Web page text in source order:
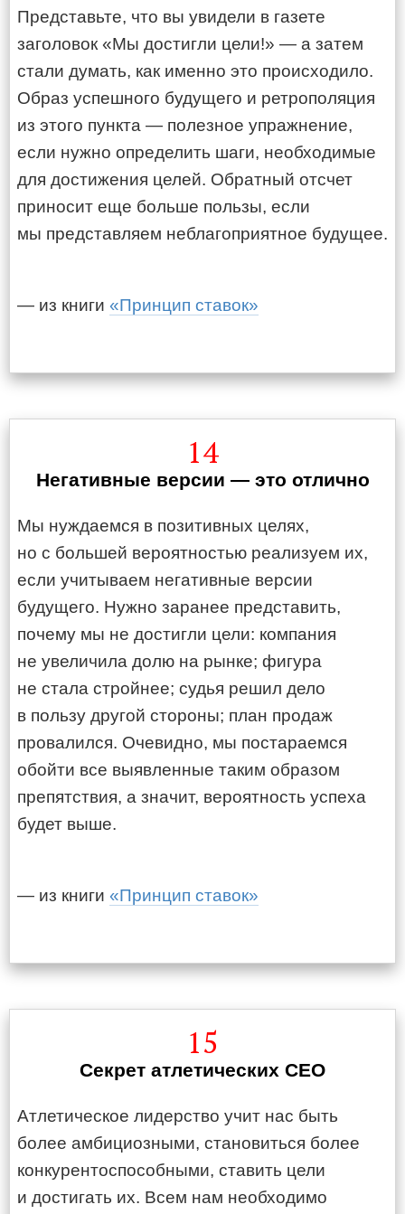
Представьте, что вы увидели в газете
заголовок «Мы достигли цели!» — а затем
стали думать, как именно это происходило.
Образ успешного будущего и ретрополяция
из этого пункта — полезное упражнение,
если нужно определить шаги, необходимые
для достижения целей. Обратный отсчет
приносит еще больше пользы, если
мы представляем неблагоприятное будущее.
— из книги «Принцип ставок»
14
Негативные версии — это отлично
Мы нуждаемся в позитивных целях,
но с большей вероятностью реализуем их,
если учитываем негативные версии
будущего. Нужно заранее представить,
почему мы не достигли цели: компания
не увеличила долю на рынке; фигура
не стала стройнее; судья решил дело
в пользу другой стороны; план продаж
провалился. Очевидно, мы постараемся
обойти все выявленные таким образом
препятствия, а значит, вероятность успеха
будет выше.
— из книги «Принцип ставок»
15
Секрет атлетических CEO
Атлетическое лидерство учит нас быть
более амбициозными, становиться более
конкурентоспособными, ставить цели
и достигать их. Всем нам необходимо